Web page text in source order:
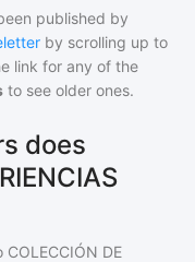
published by
by scrolling up to
link for any of the
to see older ones.
does
COLECCIÓN DE